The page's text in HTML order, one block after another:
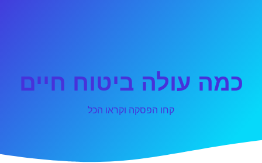
כמה עולה ביטוח חיים
קחו הפסקה וקראו הכל